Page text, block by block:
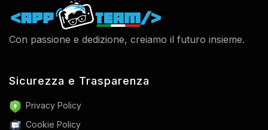
Con passione e dedizione, creiamo il futuro insieme.
Sicurezza e Trasparenza
Privacy Policy
Cookie Policy